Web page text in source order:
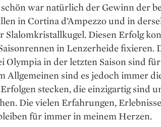
war natürlich der Gewinn der
in Cortina d’Ampezzo und in
Slalomkristallkugel. Diesen Erfolg
in Lenzer­heide fixieren.
Olympia in der letzten Saison sind
Allgemeinen sind es jedoch immer
stecken, die einzigartig sind
Die vielen Erfahrungen,
für immer in mei­nem Herzen.